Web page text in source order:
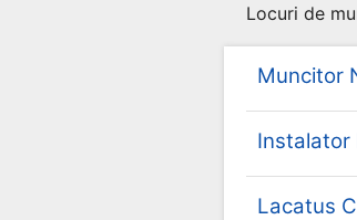
Locuri de
Muncitor
Instalator
Lacatus